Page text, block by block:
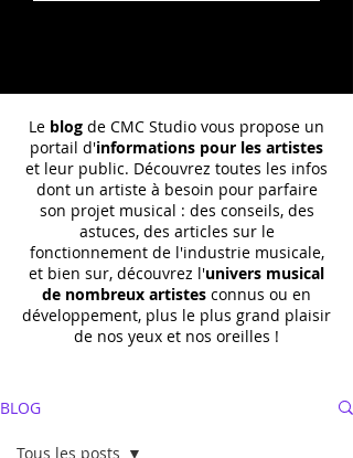
Le blog de CMC Studio vous propose un
portail d'informations pour les artistes
et leur public. Découvrez toutes les infos
dont un artiste à besoin pour parfaire
son projet musical : des conseils, des
astuces, des articles sur le
fonctionnement de l'industrie musicale,
et bien sur, découvrez l'univers musical
de nombreux artistes connus ou en
développement, plus le plus grand plaisir
de nos yeux et nos oreilles !
BLOG
Tous les posts